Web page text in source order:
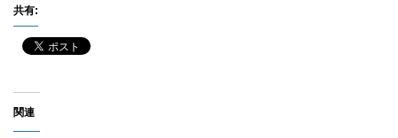
共有:
関連